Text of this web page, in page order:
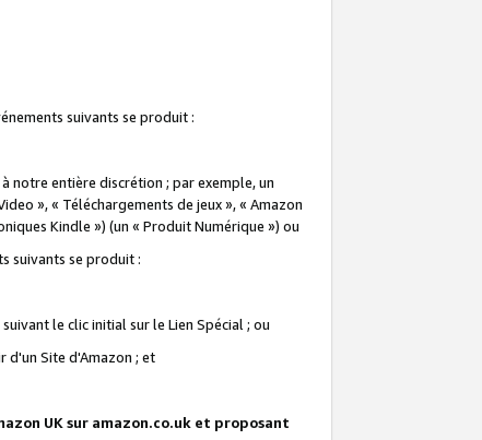
suivants se produit :
notre entière discrétion ; par exemple, un
», « Téléchargements de jeux », « Amazon
Kindle ») (un « Produit Numérique ») ou
suivants se produit :
le clic initial sur le Lien Spécial ; ou
d'un Site d'Amazon ; et
UK sur amazon.co.uk et proposant